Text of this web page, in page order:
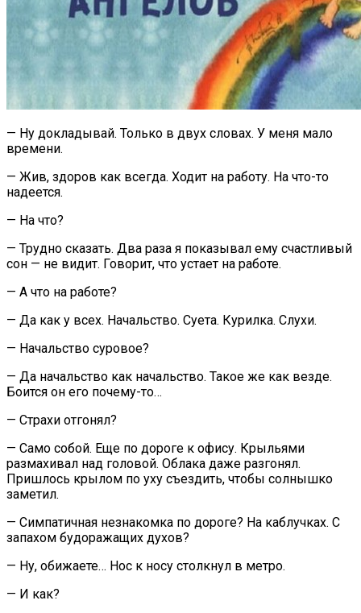
— Ну докладывай. Только в двух словах. У меня мало
времени.
— Жив, здоров как всегда. Ходит на работу. На что-то
надеется.
— На что?
— Трудно сказать. Два раза я показывал ему счастливый
сон — не видит. Говорит, что устает на работе.
— А что на работе?
— Да как у всех. Начальство. Суета. Курилка. Слухи.
— Начальство суровое?
— Да начальство как начальство. Такое же как везде.
Боится он его почему-то…
— Страхи отгонял?
— Само собой. Еще по дороге к офису. Крыльями
размахивал над головой. Облака даже разгонял.
Пришлось крылом по уху съездить, чтобы солнышко
заметил.
— Симпатичная незнакомка по дороге? На каблучках. С
запахом будоражащих духов?
— Ну, обижаете… Нос к носу столкнул в метро.
— И как?